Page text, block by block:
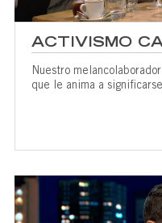
ACTIVISMO
Nuestro
que le anima a